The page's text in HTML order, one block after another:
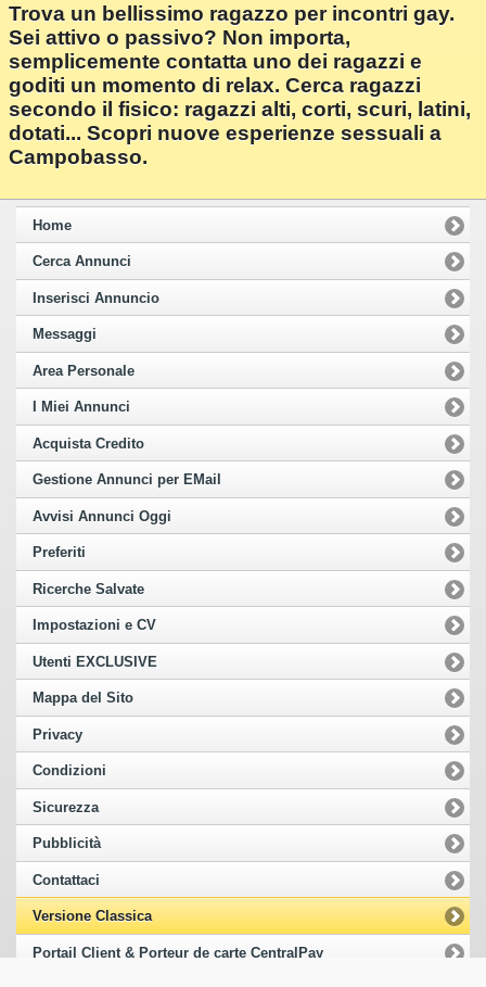
Trova un bellissimo ragazzo per incontri gay.
Sei attivo o passivo? Non importa,
semplicemente contatta uno dei ragazzi e
goditi un momento di relax. Cerca ragazzi
secondo il fisico: ragazzi alti, corti, scuri, latini,
dotati... Scopri nuove esperienze sessuali a
Campobasso.
Home
Cerca Annunci
Inserisci Annuncio
Messaggi
Area Personale
I Miei Annunci
Acquista Credito
Gestione Annunci per EMail
Avvisi Annunci Oggi
Preferiti
Ricerche Salvate
Impostazioni e CV
Utenti EXCLUSIVE
Mappa del Sito
Privacy
Condizioni
Sicurezza
Pubblicità
Contattaci
Versione Classica
Portail Client & Porteur de carte CentralPay